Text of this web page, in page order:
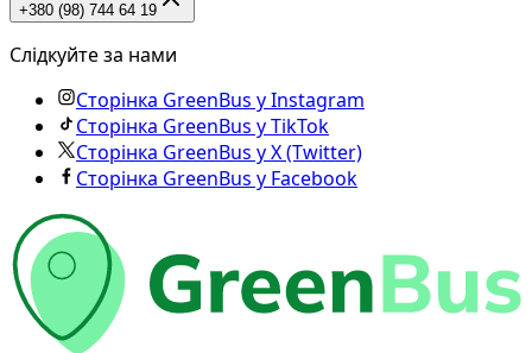
+380 (98) 744 64 19
Слідкуйте за нами
Сторінка GreenBus у Instagram
Сторінка GreenBus у TikTok
Сторінка GreenBus у X (Twitter)
Сторінка GreenBus у Facebook